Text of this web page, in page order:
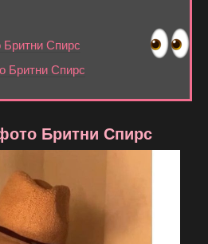
Спирс
Бритни Спирс
Бритни Спирс